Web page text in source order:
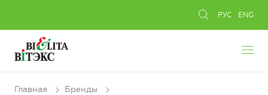
РУС ENG
Главная Бренды